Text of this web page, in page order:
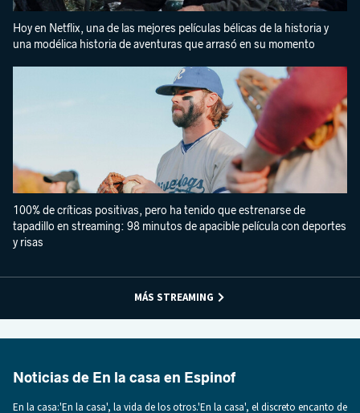
Hoy en Netflix, una de las mejores películas bélicas de la historia y
una modélica historia de aventuras que arrasó en su momento
100% de críticas positivas, pero ha tenido que estrenarse de
tapadillo en streaming: 98 minutos de apacible película con deportes
y risas
MÁS STREAMING
Noticias de En la casa en Espinof
En la casa:'En la casa', la vida de los otros.'En la casa', el discreto encanto de